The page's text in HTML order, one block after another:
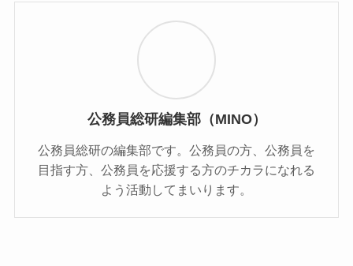
公務員総研編集部（MINO）
公務員総研の編集部です。公務員の方、公務員を
目指す方、公務員を応援する方のチカラになれる
よう活動してまいります。